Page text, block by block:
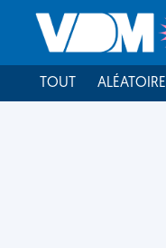
TOUT ALÉATOIRE